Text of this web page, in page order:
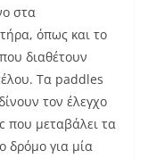
στα
όπως και το
διαθέτουν
Τα paddles
τον έλεγχο
που μεταβάλει τα
δρόμο για μία